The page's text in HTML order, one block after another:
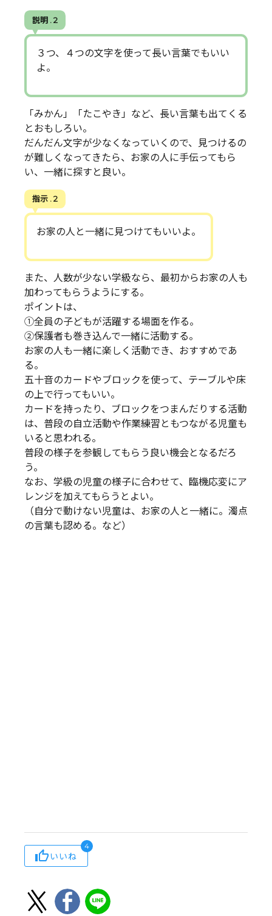
説明 . 2
３つ、４つの文字を使って長い言葉でもいい
よ。
「みかん」「たこやき」など、長い言葉も出てくる
とおもしろい。
だんだん文字が少なくなっていくので、見つけるの
が難しくなってきたら、お家の人に手伝ってもら
い、一緒に探すと良い。
指示 . 2
お家の人と一緒に見つけてもいいよ。
また、人数が少ない学級なら、最初からお家の人も
加わってもらうようにする。
ポイントは、
①全員の子どもが活躍する場面を作る。
②保護者も巻き込んで一緒に活動する。
お家の人も一緒に楽しく活動でき、おすすめであ
る。
五十音のカードやブロックを使って、テーブルや床
の上で行ってもいい。
カードを持ったり、ブロックをつまんだりする活動
は、普段の自立活動や作業練習ともつながる児童も
いると思われる。
普段の様子を参観してもらう良い機会となるだろ
う。
なお、学級の児童の様子に合わせて、臨機応変にア
レンジを加えてもらうとよい。
（自分で動けない児童は、お家の人と一緒に。濁点
の言葉も認める。など）
いいね
4